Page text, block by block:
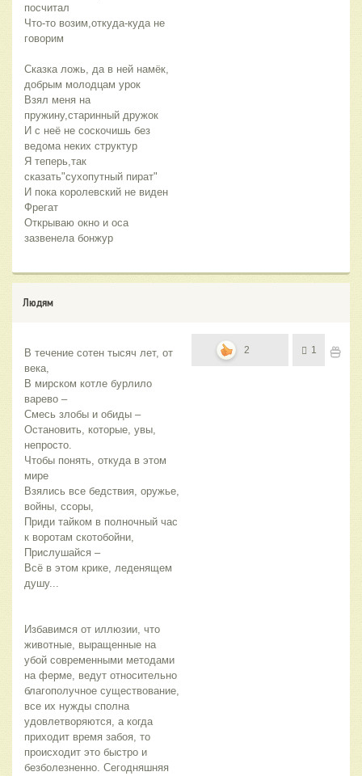
посчитал
Что-то возим,откуда-куда не
говорим
Сказка ложь, да в ней намёк,
добрым молодцам урок
Взял меня на
пружину,старинный дружок
И с неё не соскочишь без
ведома неких структур
Я теперь,так
сказать"сухопутный пират"
И пока королевский не виден
Фрегат
Открываю окно и оса
зазвенела бонжур
Людям
В течение сотен тысяч лет, от
века,
В мирском котле бурлило
варево –
Смесь злобы и обиды –
Остановить, которые, увы,
непросто.
Чтобы понять, откуда в этом
мире
Взялись все бедствия, оружье,
войны, ссоры,
Приди тайком в полночный час
к воротам скотобойни,
Прислушайся –
Всё в этом крике, леденящем
душу...
Избавимся от иллюзии, что
животные, выращенные на
убой современными методами
на ферме, ведут относительно
благополучное существование,
все их нужды сполна
удовлетворяются, а когда
приходит время забоя, то
происходит это быстро и
безболезненно. Сегодняшняя
2 1